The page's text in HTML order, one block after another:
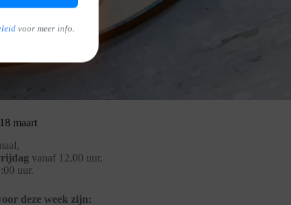
maart
vanaf 12.00 uur.
uur.
deze week zijn:
voor meer info.